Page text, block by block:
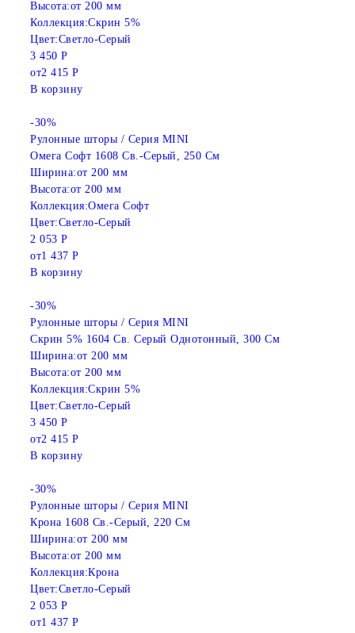
Высота:от 200 мм
Коллекция:Скрин 5%
Цвет:Светло-Серый
3 450 Р
от2 415 Р
В корзину
-30%
Рулонные шторы / Серия MINI
Омега Софт 1608 Св.-Серый, 250 См
Ширина:от 200 мм
Высота:от 200 мм
Коллекция:Омега Софт
Цвет:Светло-Серый
2 053 Р
от1 437 Р
В корзину
-30%
Рулонные шторы / Серия MINI
Скрин 5% 1604 Св. Серый Однотонный, 300 См
Ширина:от 200 мм
Высота:от 200 мм
Коллекция:Скрин 5%
Цвет:Светло-Серый
3 450 Р
от2 415 Р
В корзину
-30%
Рулонные шторы / Серия MINI
Крона 1608 Св.-Серый, 220 См
Ширина:от 200 мм
Высота:от 200 мм
Коллекция:Крона
Цвет:Светло-Серый
2 053 Р
от1 437 Р